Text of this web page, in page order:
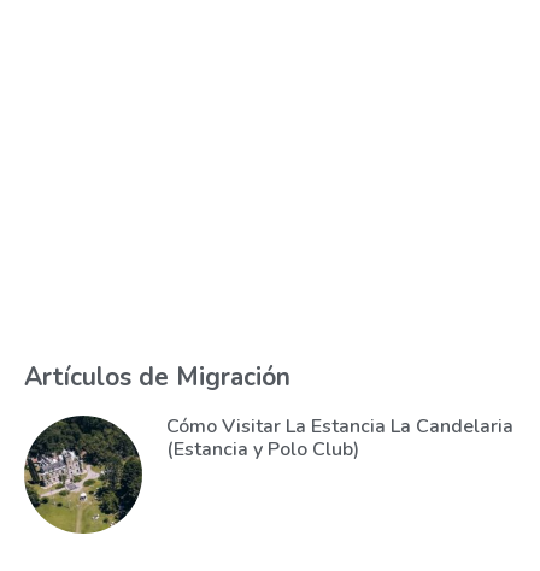
Artículos de Migración
Cómo Visitar La Estancia La Candelaria
(Estancia y Polo Club)